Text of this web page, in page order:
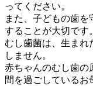
ってください。
また、子どもの歯
することが大切です。
むし歯菌は、生まれ
しません。
赤ちゃんのむし歯の
間を過ごしているお